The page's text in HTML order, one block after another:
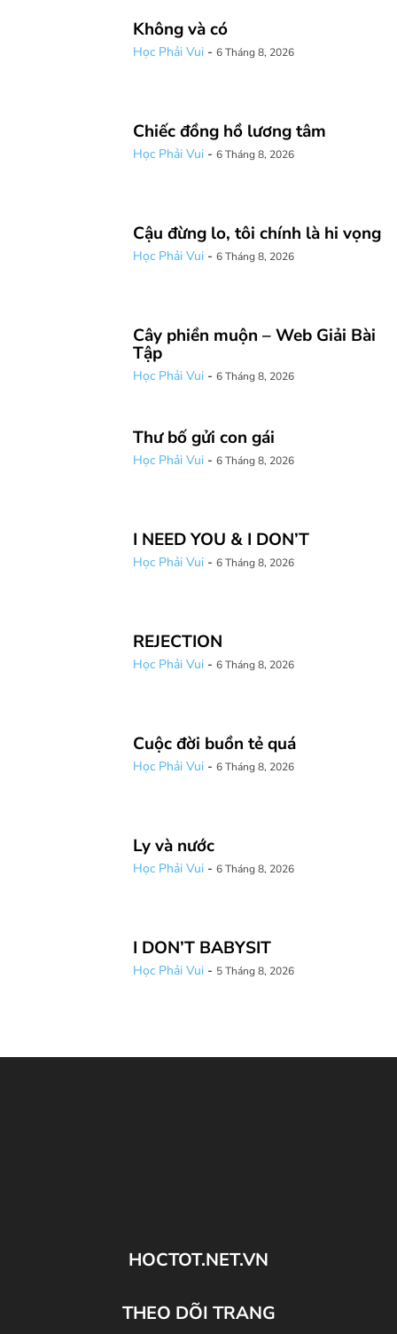
Không và có
Học Phải Vui - 6 Tháng 8, 2026
Chiếc đồng hồ lương tâm
Học Phải Vui - 6 Tháng 8, 2026
Cậu đừng lo, tôi chính là hi vọng
Học Phải Vui - 6 Tháng 8, 2026
Cây phiền muộn – Web Giải Bài
Tập
Học Phải Vui - 6 Tháng 8, 2026
Thư bố gửi con gái
Học Phải Vui - 6 Tháng 8, 2026
I NEED YOU & I DON’T
Học Phải Vui - 6 Tháng 8, 2026
REJECTION
Học Phải Vui - 6 Tháng 8, 2026
Cuộc đời buồn tẻ quá
Học Phải Vui - 6 Tháng 8, 2026
Ly và nước
Học Phải Vui - 6 Tháng 8, 2026
I DON’T BABYSIT
Học Phải Vui - 5 Tháng 8, 2026
HOCTOT.NET.VN
THEO DÕI TRANG